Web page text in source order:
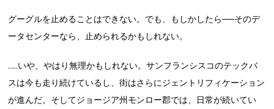
グーグルを止めることはできない。でも、もしかしたら──そのデ
ータセンターなら、止められるかもしれない。
……いや、やはり無理かもしれない。サンフランシスコのテックバ
スは今も走り続けているし、街はさらにジェントリフィケーション
が進んだ。そしてジョージア州モンロー郡では、日常が続いてい